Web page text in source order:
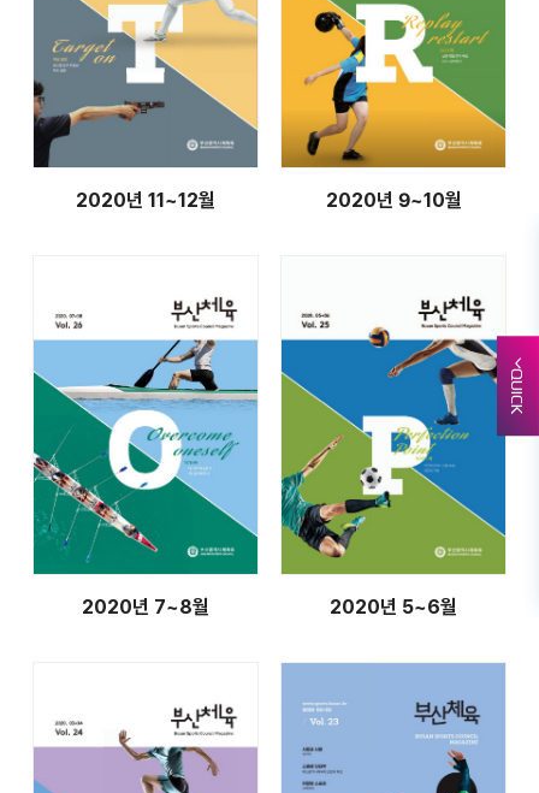
QUICK
2020년 11~12월 2020년 9~10월
2020년 7~8월 2020년 5~6월